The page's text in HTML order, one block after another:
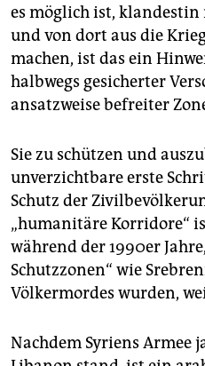
es möglich ist, klandestin
und von dort aus die
machen, ist das ein
halbwegs gesicherter
ansatzweise befreiter
Sie zu schützen und
unverzichtbare erste
Schutz der
„humanitäre Korridore“
während der 1990er
Schutzzonen“ wie
Völkermordes wurden,
Nachdem Syriens Armee